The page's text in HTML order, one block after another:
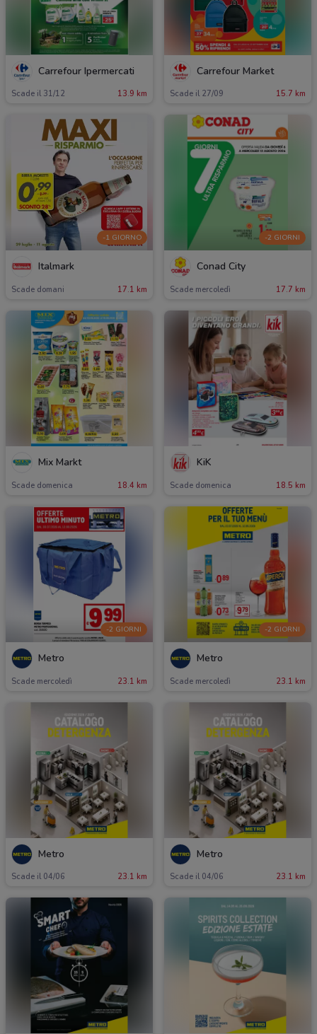
Carrefour Ipermercati
Scade il 31/12 13.9 km
Carrefour Market
Scade il 27/09 15.7 km
-1 GIORNO
Italmark
Scade domani 17.1 km
-2 GIORNI
Conad City
Scade mercoledì 17.7 km
Mix Markt
Scade domenica 18.4 km
KiK
Scade domenica 18.5 km
-2 GIORNI
Metro
Scade mercoledì 23.1 km
-2 GIORNI
Metro
Scade mercoledì 23.1 km
Metro
Scade il 04/06 23.1 km
Metro
Scade il 04/06 23.1 km